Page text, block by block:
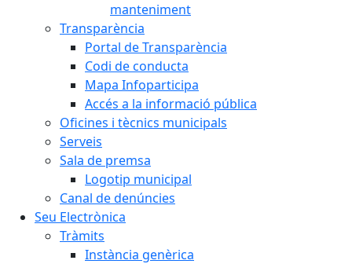
manteniment
Transparència
Portal de Transparència
Codi de conducta
Mapa Infoparticipa
Accés a la informació pública
Oficines i tècnics municipals
Serveis
Sala de premsa
Logotip municipal
Canal de denúncies
Seu Electrònica
Tràmits
Instància genèrica